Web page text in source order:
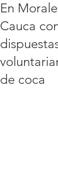
En
Cauca
de coca